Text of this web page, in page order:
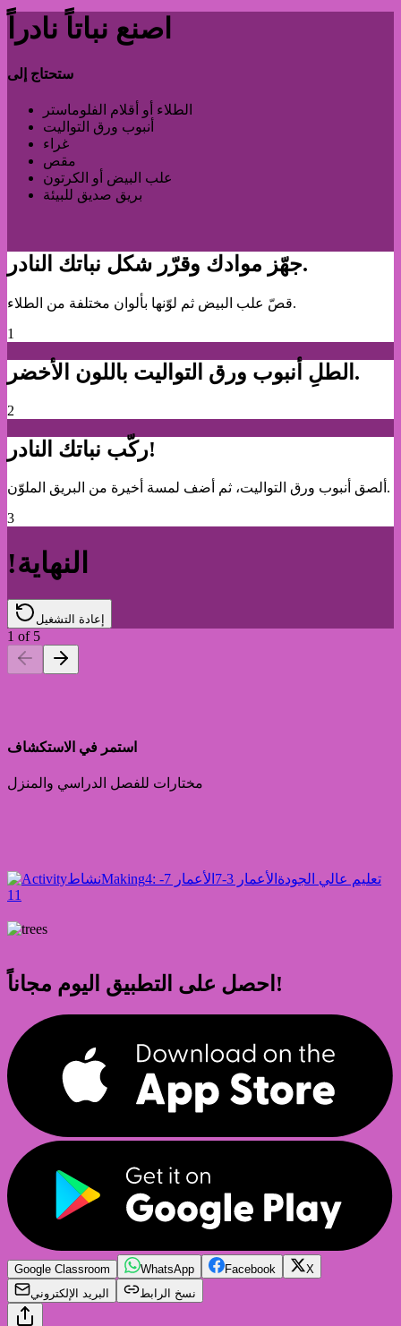
اصنع نباتاً نادراً
ستحتاج إلى
الطلاء أو أقلام الفلوماستر
أنبوب ورق التواليت
غراء
مقص
علب البيض أو الكرتون
بريق صديق للبيئة
جهّز موادك وقرّر شكل نباتك النادر.
قصّ علب البيض ثم لوّنها بألوان مختلفة من الطلاء.
1
الطلِ أنبوب ورق التواليت باللون الأخضر.
2
ركّب نباتك النادر!
ألصق أنبوب ورق التواليت، ثم أضف لمسة أخيرة من البريق الملوّن.
3
!النهاية
إعادة التشغيل
1 of 5
استمر في الاستكشاف
مختارات للفصل الدراسي والمنزل
نشاطMaking 4: تعليم عالي الجودة الأعمار 3-7
الأعمار 7-
11
احصل على التطبيق اليوم مجاناً!
Google Classroom WhatsApp Facebook
X
البريد الإلكتروني
نسخ الرابط